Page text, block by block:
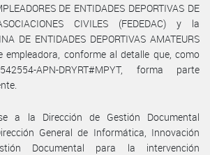
DE ENTIDADES DEPORTIVAS DE
CIVILES (FEDEDAC) y la
DE ENTIDADES DEPORTIVAS AMATEURS
empleadora, conforme al detalle que, como
APN-DRYRT#MPYT, forma parte
a la Dirección de Gestión Documental
General de Informática, Innovación
Documental para la intervención